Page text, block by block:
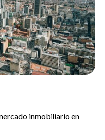
inmobiliario en